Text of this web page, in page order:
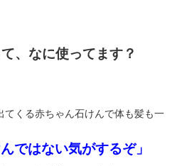
、なに使ってます？
てくる赤ちゃん石けんで体も髪も一
ではない気がするぞ」